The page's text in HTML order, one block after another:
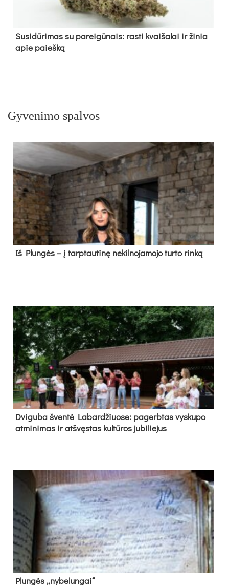
Su­si­dū­ri­mas su pa­rei­gū­nais: ras­ti kvai­ša­lai ir ži­nia
apie paieš­ką
Gyvenimo spalvos
Iš Plungės – į tarptautinę nekilnojamojo turto rinką
Dvi­gu­ba šven­tė La­bar­džiuo­se: pa­gerb­tas vys­ku­po
at­mi­ni­mas ir at­švęs­tas kul­tū­ros ju­bi­lie­jus
Plun­gės „ny­be­lun­gai“